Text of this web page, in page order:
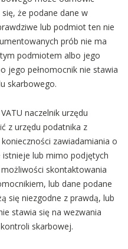
że podane dane w
lub podmiot ten nie
prób nie ma
podmiotem albo jego
jego pełnomocnik nie stawia
skarbowego.
naczelnik urzędu
z urzędu podatnika z
zawiadamiania o
lub mimo podjętych
skontaktowania
lub dane podane
się niezgodne z prawdą, lub
stawia się na wezwania
skarbowej.